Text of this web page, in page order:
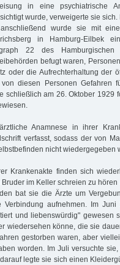
in eine psychiatrische
wurde, verweigerte sie
wurde sie mit
in Hamburg-Eilbek
22 des
befugt waren,
oder die Aufrechterhaltung der
diesen Personen Gefahren
schließlich am 26. Oktober 1929
Anamnese in ihrer
verfasst, sodass der von
nicht wiedergegeben
Krankenakte finden sich
Bruder im Keller schreien zu
bat sie die Ärzte um
Verbindung aufnehmen. Im
und liebenswürdig" gewesen
wiedersehen könne, die sie
gestorben waren, aber
worden. Im Juli versuchte
legte sie sich einen